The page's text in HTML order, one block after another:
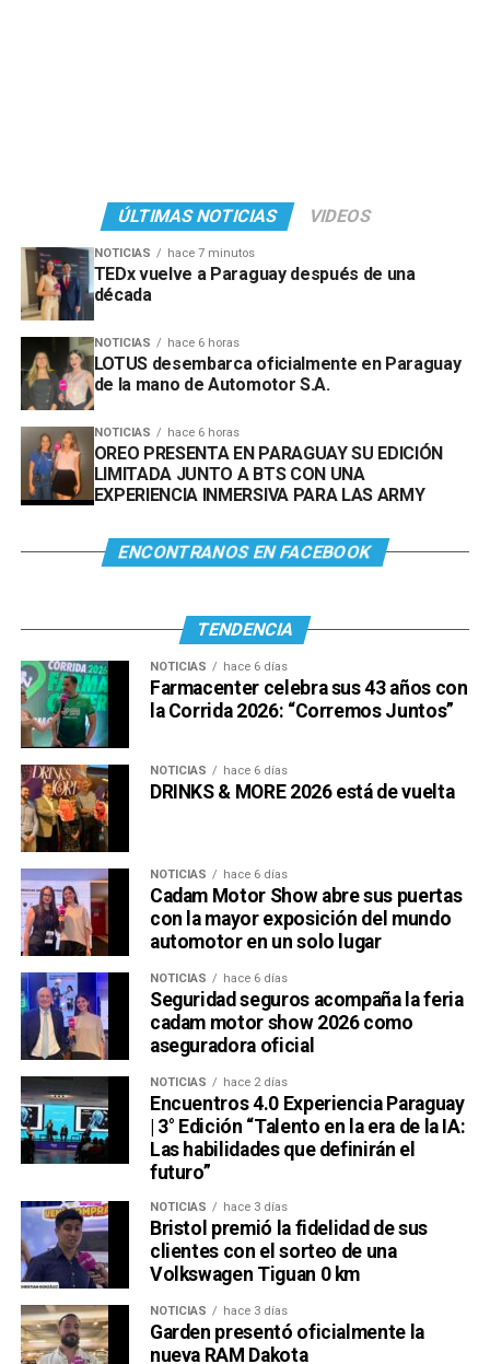
ÚLTIMAS NOTICIAS VIDEOS
NOTICIAS hace 7 minutos
TEDx vuelve a Paraguay después de una
década
NOTICIAS hace 6 horas
LOTUS desembarca oficialmente en Paraguay
de la mano de Automotor S.A.
NOTICIAS hace 6 horas
OREO PRESENTA EN PARAGUAY SU EDICIÓN
LIMITADA JUNTO A BTS CON UNA
EXPERIENCIA INMERSIVA PARA LAS ARMY
ENCONTRANOS EN FACEBOOK
TENDENCIA
NOTICIAS hace 6 días
Farmacenter celebra sus 43 años con
la Corrida 2026: “Corremos Juntos”
NOTICIAS hace 6 días
DRINKS & MORE 2026 está de vuelta
NOTICIAS hace 6 días
Cadam Motor Show abre sus puertas
con la mayor exposición del mundo
automotor en un solo lugar
NOTICIAS hace 6 días
Seguridad seguros acompaña la feria
cadam motor show 2026 como
aseguradora oficial
NOTICIAS hace 2 días
Encuentros 4.0 Experiencia Paraguay
| 3° Edición “Talento en la era de la IA:
Las habilidades que definirán el
futuro”
NOTICIAS hace 3 días
Bristol premió la fidelidad de sus
clientes con el sorteo de una
Volkswagen Tiguan 0 km
NOTICIAS hace 3 días
Garden presentó oficialmente la
nueva RAM Dakota